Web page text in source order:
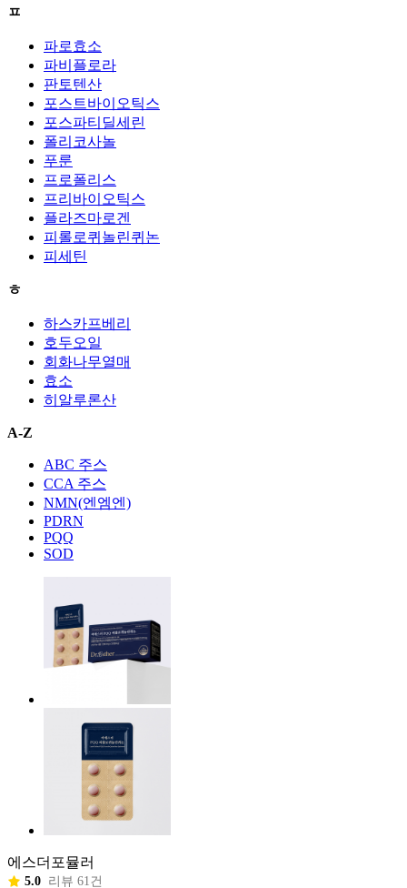
ㅍ
파로효소
파비플로라
판토텐산
포스트바이오틱스
포스파티딜세린
폴리코사놀
푸룬
프로폴리스
프리바이오틱스
플라즈마로겐
피롤로퀴놀린퀴논
피세틴
ㅎ
하스카프베리
호두오일
회화나무열매
효소
히알루론산
A-Z
ABC 주스
CCA 주스
NMN(엔엠엔)
PDRN
PQQ
SOD
에스더포뮬러
5.0 리뷰 61건